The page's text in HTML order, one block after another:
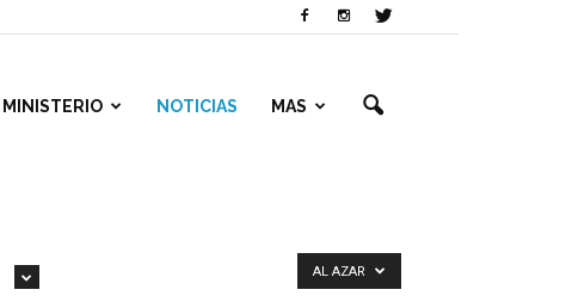
MINISTERIO NOTICIAS MAS
AL AZAR